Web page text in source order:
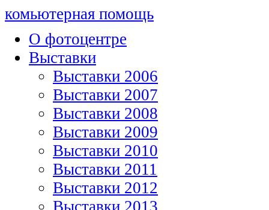
комьютерная помощь
О фотоцентре
Выставки
Выставки 2006
Выставки 2007
Выставки 2008
Выставки 2009
Выставки 2010
Выставки 2011
Выставки 2012
Выставки 2013